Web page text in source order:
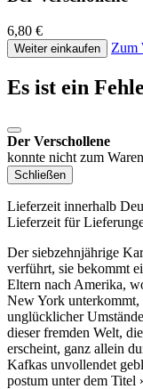
6,80 €
Weiter einkaufen Zum
Es ist ein
Der Verschollene
konnte nicht zum
Schließen
Lieferzeit innerhalb
Lieferzeit für
Der siebzehnjährige
verführt, sie bekommt
Eltern nach Amerika,
New York
unglücklicher
dieser fremden Welt,
erscheint, ganz allein
Kafkas unvollendet
postum unter dem Titel